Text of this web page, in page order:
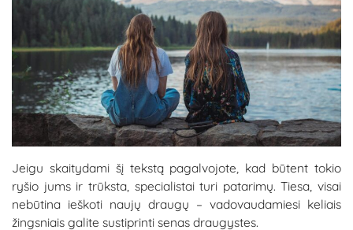
Jeigu skaitydami šį tekstą pagalvojote, kad būtent tokio
ryšio jums ir trūksta, specialistai turi patarimų. Tiesa, visai
nebūtina ieškoti naujų draugų – vadovaudamiesi keliais
žingsniais galite sustiprinti senas draugystes.